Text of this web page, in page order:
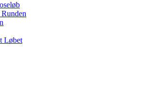
Løbet